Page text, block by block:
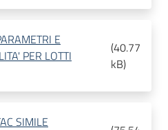
E
PER LOTTI
(40.77
kB)
SIMILE